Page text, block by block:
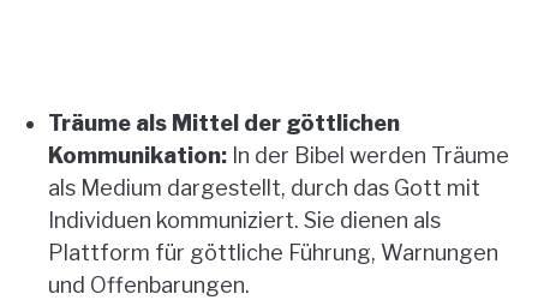
Träume als Mittel der göttlichen
Kommunikation: In der Bibel werden Träume
als Medium dargestellt, durch das Gott mit
Individuen kommuniziert. Sie dienen als
Plattform für göttliche Führung, Warnungen
und Offenbarungen.